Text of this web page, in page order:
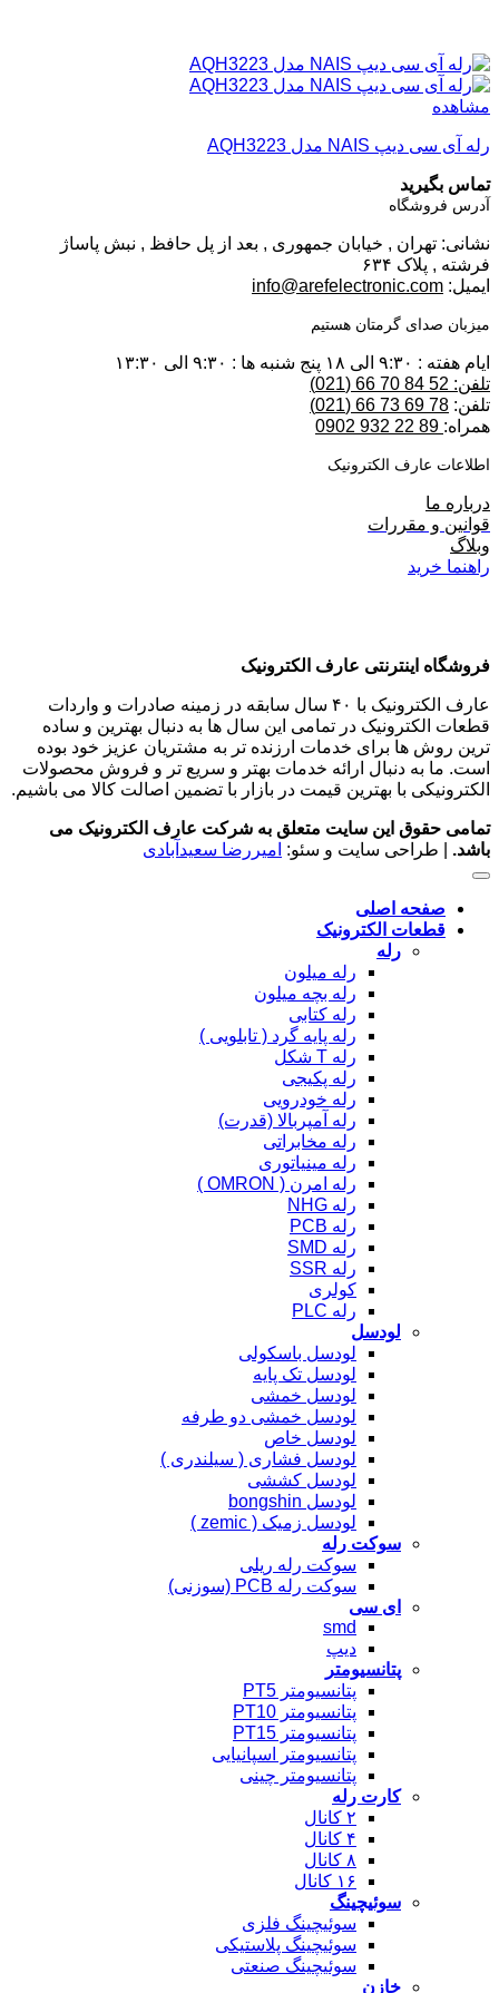
مشاهده
رله آی سی دیپ NAIS مدل AQH3223
تماس بگیرید
آدرس فروشگاه
نشانی: تهران , خیابان جمهوری , بعد از پل حافظ , نبش پاساژ
فرشته , پلاک ۶۳۴
ایمیل: info@arefelectronic.com
میزبان صدای گرمتان هستیم
ایام هفته : ۹:۳۰ الی ۱۸ پنج شنبه ها : ۹:۳۰ الی ۱۳:۳۰
تلفن: 52 84 70 66 (021)
تلفن: 78 69 73 66 (021)
همراه:
اطلاعات عارف الکترونیک
درباره ما
قوانین و مقررات
وبلاگ
راهنما خرید
فروشگاه اینترنتی عارف الکترونیک
عارف الکترونیک با ۴۰ سال سابقه در زمینه صادرات و واردات
قطعات الکترونیک در تمامی این سال ها به دنبال بهترین و ساده
ترین روش ها برای خدمات ارزنده تر به مشتریان عزیز خود بوده
است. ما به دنبال ارائه خدمات بهتر و سریع تر و فروش محصولات
الکترونیکی با بهترین قیمت در بازار با تضمین اصالت کالا می باشیم.
تمامی حقوق این سایت متعلق به شرکت عارف الکترونیک می
باشد. | طراحی سایت و سئو: امیررضا سعیدآبادی
صفحه اصلی
قطعات الکترونیک
رله
رله میلون
رله بچه میلون
رله کتابی
رله پایه گرد ( تابلویی )
رله T شکل
رله پکیجی
رله خودرویی
رله آمپربالا (قدرت)
رله مخابراتی
رله مینیاتوری
رله امرن ( OMRON )
رله NHG
رله PCB
رله SMD
رله SSR
کولری
رله PLC
لودسل
لودسل باسکولی
لودسل تک پایه
لودسل خمشی
لودسل خمشی دو طرفه
لودسل خاص
لودسل فشاری ( سیلندری )
لودسل کششی
لودسل bongshin
لودسل زمیک ( zemic )
سوکت رله
سوکت رله ریلی
سوکت رله PCB (سوزنی)
ای سی
smd
دیپ
پتانسیومتر
پتانسیومتر PT5
پتانسیومتر PT10
پتانسیومتر PT15
پتانسیومتر اسپانیایی
پتانسیومتر چینی
کارت رله
۲ کانال
۴ کانال
۸ کانال
۱۶ کانال
سوئیچینگ
سوئیچینگ فلزی
سوئیچینگ پلاستیکی
سوئیچینگ صنعتی
خازن